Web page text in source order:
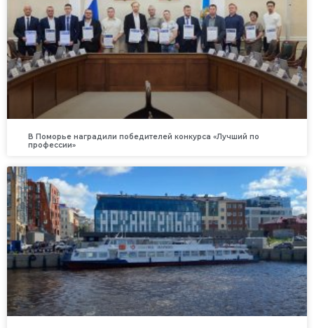
В Поморье наградили победителей конкурса «Лучший по
профессии»